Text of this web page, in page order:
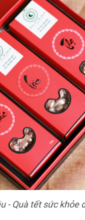
- Quà tết sức khỏe